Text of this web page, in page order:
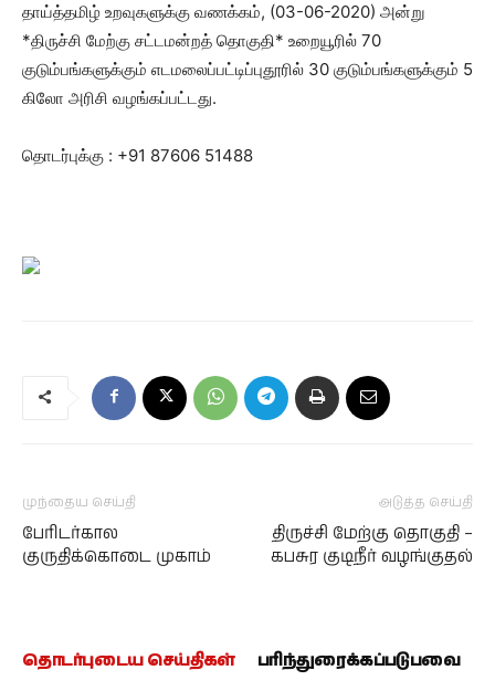
தாய்த்தமிழ் உறவுகளுக்கு வணக்கம், (03-06-2020) அன்று
*திருச்சி மேற்கு சட்டமன்றத் தொகுதி* உறையூரில் 70
குடும்பங்களுக்கும் எடமலைப்பட்டிப்புதூரில் 30 குடும்பங்களுக்கும் 5
கிலோ அரிசி வழங்கப்பட்டது.
தொடர்புக்கு : +91 87606 51488
முந்தைய செய்தி
பேரிடர்கால
குருதிக்கொடை முகாம்
அடுத்த செய்தி
திருச்சி மேற்கு தொகுதி –
கபசுர குடிநீர் வழங்குதல்
தொடர்புடைய செய்திகள் பரிந்துரைக்கப்படுபவை